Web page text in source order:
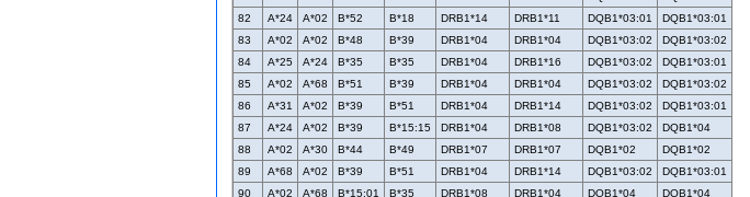
82
A*24 A*02 B*52 B*18 DRB1*14 DRB1*11 DQB1*03:01
DQB1*03:01
83
A*02 A*02 B*48 B*39 DRB1*04 DRB1*04 DQB1*03:02
DQB1*03:02
84
A*25 A*24 B*35 B*35 DRB1*04 DRB1*16 DQB1*03:02
DQB1*03:01
85
A*02 A*68 B*51 B*39 DRB1*04 DRB1*04 DQB1*03:02
DQB1*03:02
86
A*31 A*02 B*39 B*51 DRB1*04 DRB1*14 DQB1*03:02
DQB1*03:01
87
A*24 A*02 B*39 B*15:15 DRB1*04 DRB1*08 DQB1*03:02
DQB1*04
88
A*02 A*30 B*44 B*49 DRB1*07 DRB1*07 DQB1*02
DQB1*02
89
A*68 A*02 B*39 B*51 DRB1*04 DRB1*14 DQB1*03:02
DQB1*03:01
90
A*02 A*68 B*15:01 B*35 DRB1*08 DRB1*04 DQB1*04
DQB1*04